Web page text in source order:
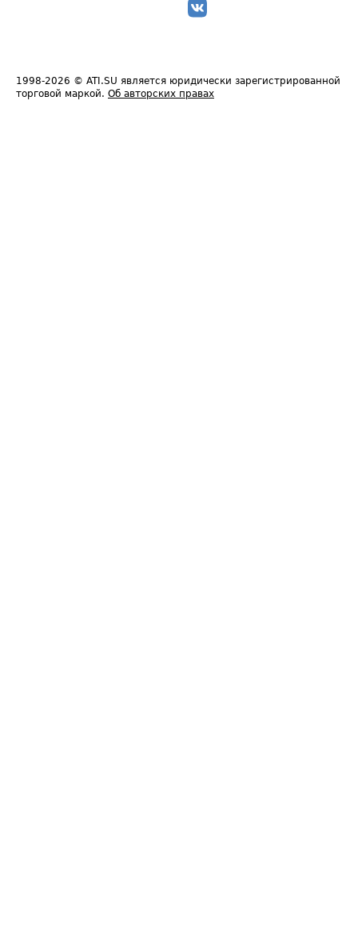
1998-2026 © ATI.SU является юридически зарегистрированной
торговой маркой. Об авторских правах